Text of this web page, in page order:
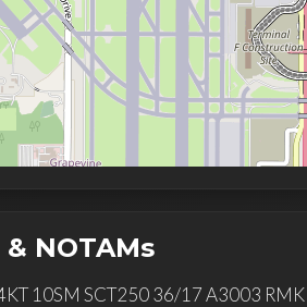
NOTAMs
10SM SCT250 36/17 A3003